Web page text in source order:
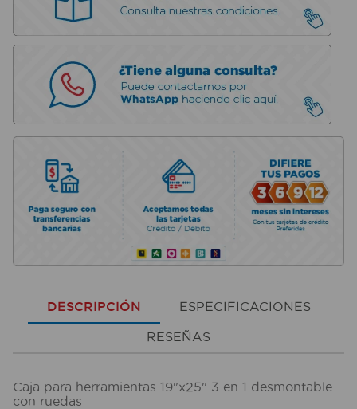
DESCRIPCIÓN ESPECIFICACIONES
RESEÑAS
Caja para herramientas 19"x25" 3 en 1 desmontable
con ruedas